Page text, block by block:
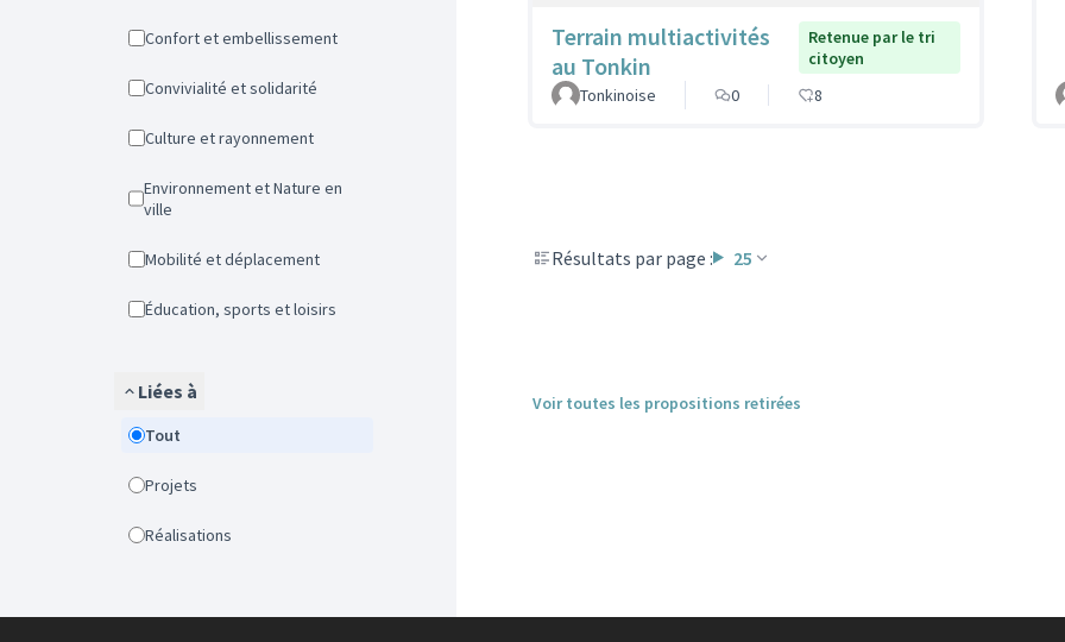
Confort et embellissement
Convivialité et solidarité
Culture et rayonnement
Environnement et Nature en
ville
Mobilité et déplacement
Éducation, sports et loisirs
Liées à
Tout
Projets
Réalisations
Terrain multiactivités
au Tonkin
Retenue par le tri
citoyen
Tonkinoise
0 8
Résultats par page : 25
Voir toutes les propositions retirées